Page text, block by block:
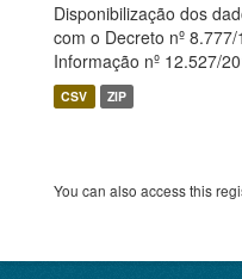
Disponibilização dos
com o Decreto nº
Informação nº 12.527/
CSV ZIP
You can also access this